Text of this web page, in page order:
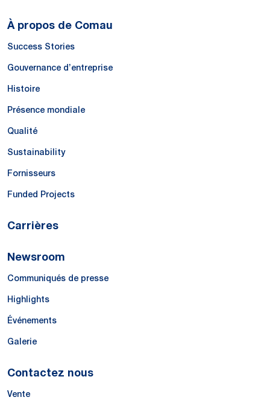
À propos de Comau
Success Stories
Gouvernance d’entreprise
Histoire
Présence mondiale
Qualité
Sustainability
Fornisseurs
Funded Projects
Carrières
Newsroom
Communiqués de presse
Highlights
Événements
Galerie
Contactez nous
Vente